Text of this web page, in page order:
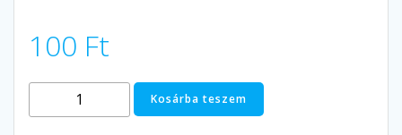
100 Ft
Matrica
csomag
Kosárba teszem